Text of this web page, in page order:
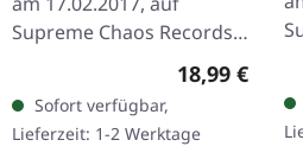
Supreme Chaos Records.
Weißes Vinyl mit grauen
Splattern im Standard-
Cover, kommt mit Insert.…
Regulärer
18,99 €
Sofort verfügbar,
Lieferzeit: 1-2 Werktage